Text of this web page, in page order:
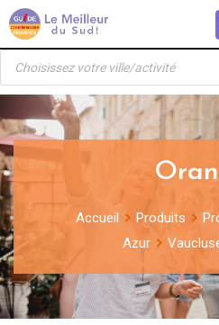
Panneau de gestion des cookies
Skip
to
content
Recherche
produits
Accueil Produits
Azur